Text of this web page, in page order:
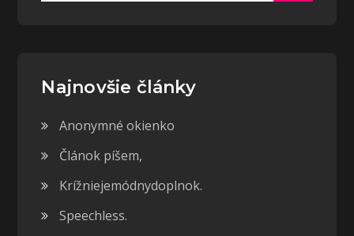
Najnovšie články
Anonymné okienko
Článok píšem,
Krížniejemódnydoplnok.
Speechless.